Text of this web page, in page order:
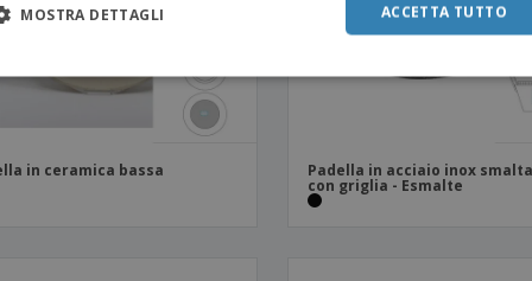
in ceramica bassa Padella in acciaio inox
con griglia - Esmalte
ACCETTA TUTTO
MOSTRA DETTAGLI